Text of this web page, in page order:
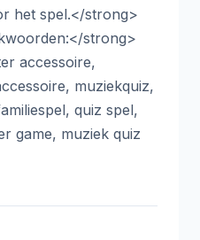
het spel.</strong>
strong>
accessoire,
muziekquiz,
quiz spel,
game, muziek quiz